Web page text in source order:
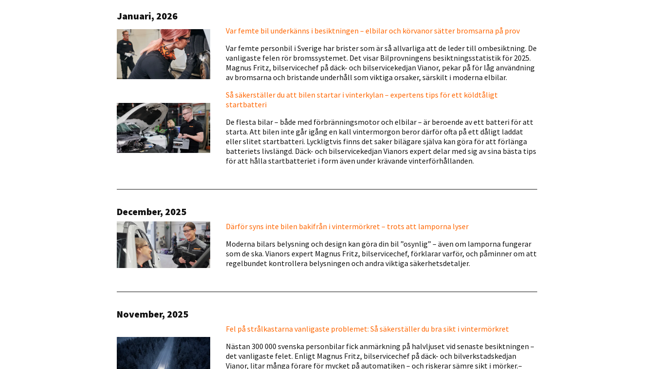
Januari, 2026
Var femte bil underkänns i besiktningen – elbilar och körvanor sätter bromsarna på prov
Var femte personbil i Sverige har brister som är så allvarliga att de leder till ombesiktning. De
vanligaste felen rör bromssystemet. Det visar Bilprovningens besiktningsstatistik för 2025.
Magnus Fritz, bilservicechef på däck- och bilservicekedjan Vianor, pekar på för låg användning
av bromsarna och bristande underhåll som viktiga orsaker, särskilt i moderna elbilar.
Så säkerställer du att bilen startar i vinterkylan – expertens tips för ett köldtåligt
startbatteri
De flesta bilar – både med förbränningsmotor och elbilar – är beroende av ett batteri för att
starta. Att bilen inte går igång en kall vintermorgon beror därför ofta på ett dåligt laddat
eller slitet startbatteri. Lyckligtvis finns det saker bilägare själva kan göra för att förlänga
batteriets livslängd. Däck- och bilservicekedjan Vianors expert delar med sig av sina bästa tips
för att hålla startbatteriet i form även under krävande vinterförhållanden.
December, 2025
Därför syns inte bilen bakifrån i vintermörkret – trots att lamporna lyser
Moderna bilars belysning och design kan göra din bil ”osynlig” – även om lamporna fungerar
som de ska. Vianors expert Magnus Fritz, bilservicechef, förklarar varför, och påminner om att
regelbundet kontrollera belysningen och andra viktiga säkerhetsdetaljer.
November, 2025
Fel på strålkastarna vanligaste problemet: Så säkerställer du bra sikt i vintermörkret
Nästan 300 000 svenska personbilar fick anmärkning på halvljuset vid senaste besiktningen –
det vanligaste felet. Enligt Magnus Fritz, bilservicechef på däck- och bilverkstadskedjan
Vianor, litar många förare för mycket på automatiken – och riskerar sämre sikt i mörker.–